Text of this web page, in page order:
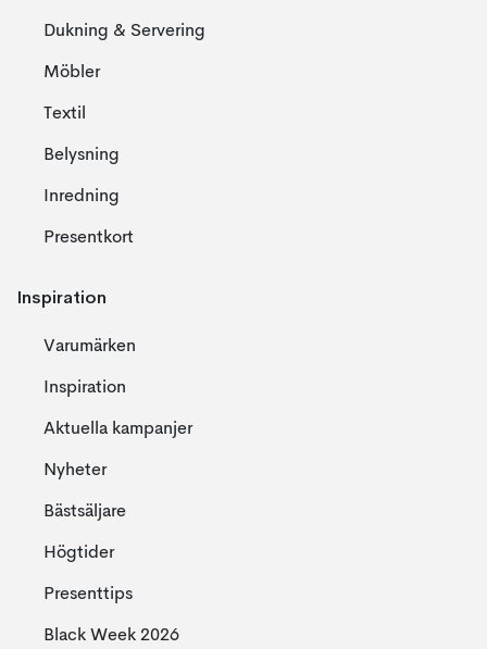
Dukning & Servering
Möbler
Textil
Belysning
Inredning
Presentkort
Inspiration
Varumärken
Inspiration
Aktuella kampanjer
Nyheter
Bästsäljare
Högtider
Presenttips
Black Week 2026